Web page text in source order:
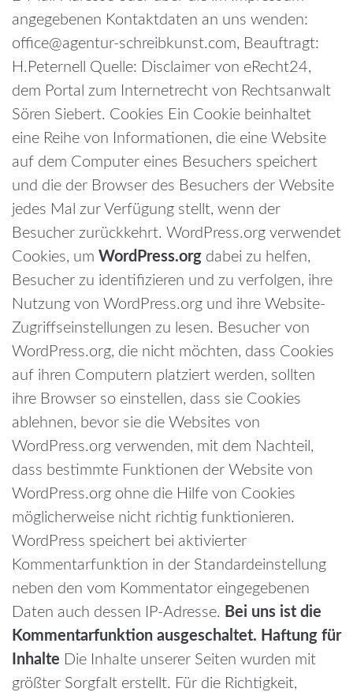
angegebenen Kontaktdaten an uns wenden:
office@agentur-schreibkunst.com, Beauftragt:
H.Peternell Quelle: Disclaimer von eRecht24,
dem Portal zum Internetrecht von Rechtsanwalt
Sören Siebert. Cookies Ein Cookie beinhaltet
eine Reihe von Informationen, die eine Website
auf dem Computer eines Besuchers speichert
und die der Browser des Besuchers der Website
jedes Mal zur Verfügung stellt, wenn der
Besucher zurückkehrt. WordPress.org verwendet
Cookies, um WordPress.org dabei zu helfen,
Besucher zu identifizieren und zu verfolgen, ihre
Nutzung von WordPress.org und ihre Website-
Zugriffseinstellungen zu lesen. Besucher von
WordPress.org, die nicht möchten, dass Cookies
auf ihren Computern platziert werden, sollten
ihre Browser so einstellen, dass sie Cookies
ablehnen, bevor sie die Websites von
WordPress.org verwenden, mit dem Nachteil,
dass bestimmte Funktionen der Website von
WordPress.org ohne die Hilfe von Cookies
möglicherweise nicht richtig funktionieren.
WordPress speichert bei aktivierter
Kommentarfunktion in der Standardeinstellung
neben den vom Kommentator eingegebenen
Daten auch dessen IP-Adresse. Bei uns ist die
Kommentarfunktion ausgeschaltet. Haftung für
Inhalte Die Inhalte unserer Seiten wurden mit
größter Sorgfalt erstellt. Für die Richtigkeit,